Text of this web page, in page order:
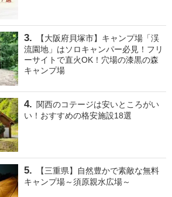
【大阪府貝塚市】キャンプ場「渓
流園地」はソロキャンパー必見！フリ
ーサイトで直火OK！穴場の漆黒の森
キャンプ場
関西のコテージは安いところがい
い！おすすめの格安施設18選
【三重県】自然豊かで素敵な無料
キャンプ場～須原親水広場～